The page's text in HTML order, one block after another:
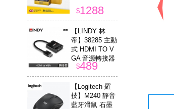
$1288
【LINDY 林
帝】38285 主動
式 HDMI TO V
GA 音源轉接器
$489
【Logitech 羅
技】M240 靜音
藍牙滑鼠 石墨